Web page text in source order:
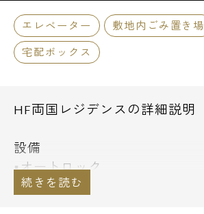
エレベーター
敷地内ごみ置き場
宅配ボックス
HF両国レジデンスの詳細説明
設備
■オートロック
■防犯カメラ